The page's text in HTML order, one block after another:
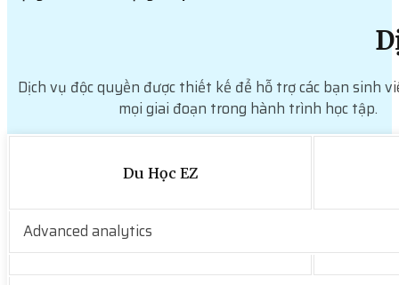
Dịch vụ độc quyền được thiết kế để hỗ trợ các bạn sinh
mọi giai đoạn trong hành trình học tập.
Du Học EZ
Advanced analytics